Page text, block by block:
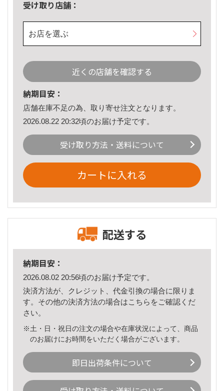
受け取り店舗：
お店を選ぶ
近くの店舗を確認する
納期目安：
店舗在庫不足の為、取り寄せ注文となります。
2026.08.22 20:32頃のお届け予定です。
受け取り方法・送料について
カートに入れる
配送する
納期目安：
2026.08.02 20:56頃のお届け予定です。
決済方法が、クレジット、代金引換の場合に限りま
す。その他の決済方法の場合はこちら をご確認くだ
さい。
※土・日・祝日の注文の場合や在庫状況によって、商品
のお届けにお時間をいただく場合がございます。
即日出荷条件について